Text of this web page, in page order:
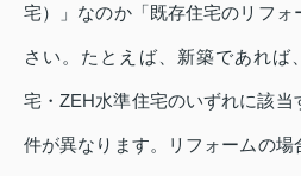
宅）」なのか「既存住宅のリフ
さい。たとえば、新築であれば
宅・ZEH水準住宅のいずれに該
件が異なります。リフォームの場